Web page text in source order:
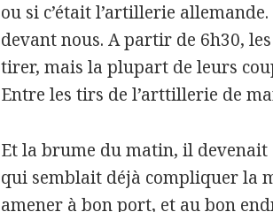
ou si c’était l’artillerie
devant nous. A partir de 6h30,
tirer, mais la plupart de leurs
Entre les tirs de l’arttillerie de
Et la brume du matin, il
qui semblait déjà compliquer la
amener à bon port, et au bon